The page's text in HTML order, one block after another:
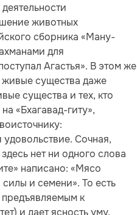
животных
сборника «Ману-
для
Агастья». В этом же
живые существа даже
существа и тех, кто
«Бхагавад-гиту»,
Сочная,
нет ни одного слова
написано: «Мясо
и семени». То есть
к
и дает ясность уму.